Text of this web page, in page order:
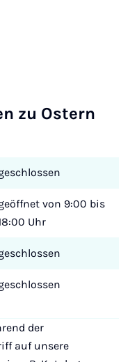
zu Os­tern
von 9:00 bis
Uhr
der
auf unsere